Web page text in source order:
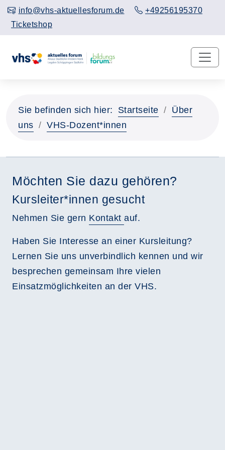
info@vhs-aktuellesforum.de
+49256195370
Ticketshop
Sie befinden sich hier: Startseite
Über
uns
VHS-Dozent*innen
Möchten Sie dazu gehören?
Kursleiter*innen gesucht
Nehmen Sie gern Kontakt auf.
Haben Sie Interesse an einer Kursleitung?
Lernen Sie uns unverbindlich kennen und wir
besprechen gemeinsam Ihre vielen
Einsatzmöglichkeiten an der VHS.